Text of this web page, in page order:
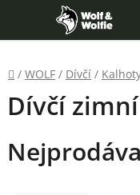
obsah
Domů
/ WOLF / Dívčí /
Dívčí